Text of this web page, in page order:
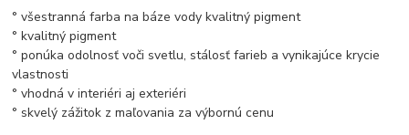
° všestranná farba na báze vody kvalitný pigment
° kvalitný pigment
° ponúka odolnosť voči svetlu, stálosť farieb a vynikajúce krycie
vlastnosti
° vhodná v interiéri aj exteriéri
° skvelý zážitok z maľovania za výbornú cenu